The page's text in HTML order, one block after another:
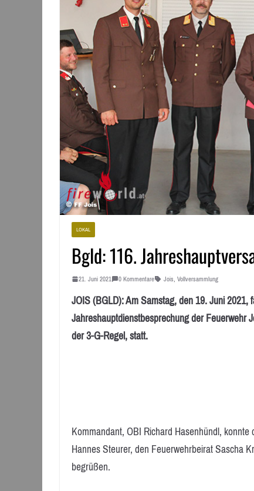
LOKAL
Bgld: 116.
21. Juni 2021 0 Kommentare Jois, Vollversammlung
JOIS (BGLD): Am Samstag, den 19. Juni
Jahreshauptdienstbesprechung der Feuerwehr
der 3-G-Regel, statt.
Kommandant, OBI Richard Hasenhündl,
Hannes Steurer, den Feuerwehrbeirat Sascha
begrüßen.